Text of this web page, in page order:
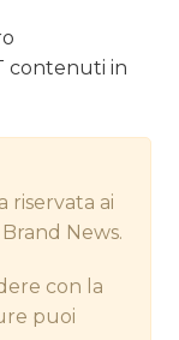
contenuti in
riservata ai
News.
con la
puoi